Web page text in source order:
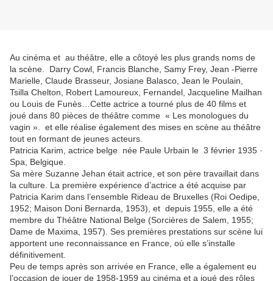
Au cinéma et au théâtre, elle a côtoyé les plus grands noms de
la scène. Darry Cowl, Francis Blanche, Samy Frey, Jean -Pierre
Marielle, Claude Brasseur, Josiane Balasco, Jean le Poulain,
Tsilla Chelton, Robert Lamoureux, Fernandel, Jacqueline Mailhan
ou Louis de Funès…Cette actrice a tourné plus de 40 films et
joué dans 80 pièces de théâtre comme « Les monologues du
vagin ». et elle réalise également des mises en scène au théâtre
tout en formant de jeunes acteurs.
Patricia Karim, actrice belge née Paule Urbain le 3 février 1935 ·
Spa, Belgique.
Sa mère Suzanne Jehan était actrice, et son père travaillait dans
la culture. La première expérience d’actrice a été acquise par
Patricia Karim dans l’ensemble Rideau de Bruxelles (Roi Oedipe,
1952; Maison Doni Bernarda, 1953), et depuis 1955, elle a été
membre du Théâtre National Belge (Sorcières de Salem, 1955;
Dame de Maxima, 1957). Ses premières prestations sur scène lui
apportent une reconnaissance en France, où elle s’installe
définitivement.
Peu de temps après son arrivée en France, elle a également eu
l’occasion de jouer de 1958-1959 au cinéma et a joué des rôles